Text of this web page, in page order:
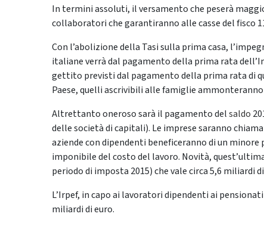
In termini assoluti, il versamento che peserà
collaboratori che garantiranno alle casse del fisco
Con l’abolizione della Tasi sulla prima casa,
italiane verrà dal pagamento della prima rata
gettito previsti dal pagamento della prima rata di
Paese, quelli ascrivibili alle famiglie ammonteranno
Altrettanto oneroso sarà il pagamento delsaldo
delle società di capitali). Le imprese saranno
aziende con dipendenti beneficeranno di un
imponibile del costo del lavoro. Novità,
periodo di imposta 2015) che vale circa 5,6 miliardi
L’Irpef, in capo ai lavoratori dipendenti ai
miliardi di euro.